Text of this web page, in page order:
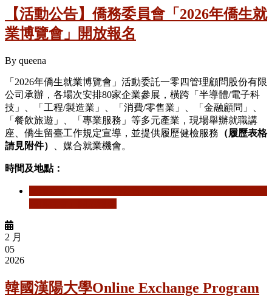
【活動公告】僑務委員會「2026年僑生就
業博覽會」開放報名
By queena
「2026年僑生就業博覽會」活動委託一零四管理顧問股份有限
公司承辦，各場次安排80家企業參展，橫跨「半導體/電子科
技」、「工程/製造業」、「消費/零售業」、「金融顧問」、
「餐飲旅遊」、「專業服務」等多元產業，現場舉辦就職講
座、僑生留臺工作規定宣導，並提供履歷健檢服務 （履歷表格
請見附件）
、媒合就業機會。
時間及地點：
2 月
05
2026
韓國漢陽大學Online Exchange Program